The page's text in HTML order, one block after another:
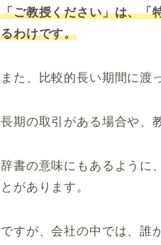
「ご教授ください」は、「
るわけです。
また、比較的長い期間に渡
長期の取引がある場合や、
辞書の意味にもあるように
とがあります。
ですが、会社の中では、誰